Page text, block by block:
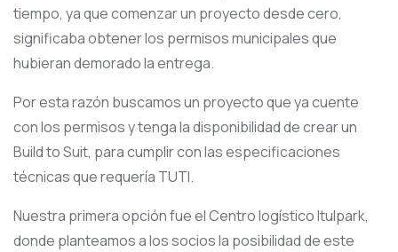
tiempo, ya que comenzar un proyecto desde cero,
significaba obtener los permisos municipales que
hubieran demorado la entrega.
Por esta razón buscamos un proyecto que ya cuente
con los permisos y tenga la disponibilidad de crear un
Build to Suit, para cumplir con las especificaciones
técnicas que requería TUTI.
Nuestra primera opción fue el Centro logístico Itulpark,
donde planteamos a los socios la posibilidad de este